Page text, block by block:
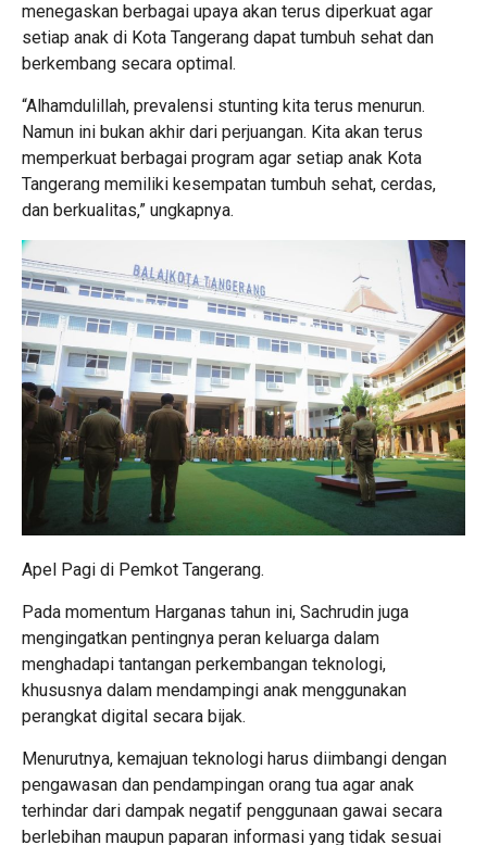
menegaskan berbagai upaya akan terus diperkuat agar
setiap anak di Kota Tangerang dapat tumbuh sehat dan
berkembang secara optimal.
“Alhamdulillah, prevalensi stunting kita terus menurun.
Namun ini bukan akhir dari perjuangan. Kita akan terus
memperkuat berbagai program agar setiap anak Kota
Tangerang memiliki kesempatan tumbuh sehat, cerdas,
dan berkualitas,” ungkapnya.
Apel Pagi di Pemkot Tangerang.
Pada momentum Harganas tahun ini, Sachrudin juga
mengingatkan pentingnya peran keluarga dalam
menghadapi tantangan perkembangan teknologi,
khususnya dalam mendampingi anak menggunakan
perangkat digital secara bijak.
Menurutnya, kemajuan teknologi harus diimbangi dengan
pengawasan dan pendampingan orang tua agar anak
terhindar dari dampak negatif penggunaan gawai secara
berlebihan maupun paparan informasi yang tidak sesuai